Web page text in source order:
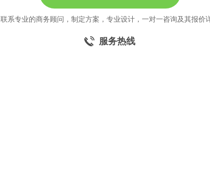
联系专业的商务顾问，制定方案，专业设计，一对一咨询及其报价
服务热线